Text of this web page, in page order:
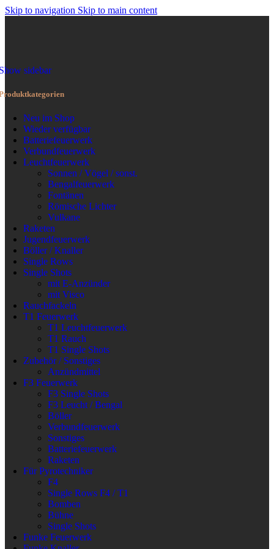
Skip to navigation Skip to main content
sidebar
Neu im Shop
Wieder verfügbar
Batteriefeuerwerk
Verbundfeuerwerk
Leuchtfeuerwerk
Sonnen / Vögel / sonst.
Bengalfeuerwerk
Fontänen
Römische Lichter
Vulkane
Raketen
Jugendfeuerwerk
Böller / Knaller
Single Rows
Single Shots
mit E-Anzünder
mit Visco
Rauchfackeln
T1 Feuerwerk
T1 Leuchtfeuerwerk
T1 Rauch
T1 Single Shots
Zubehör / Sonstiges
Anzündmittel
F3 Feuerwerk
F3 Single Shots
F3 Leucht / Bengal
Böller
Verbundfeuerwerk
Sonstiges
Batteriefeuerwerk
Raketen
Für Pyrotechniker
F4
Single Rows F4 / T1
Bomben
Bühne
Single Shots
Funke Feuerwerk